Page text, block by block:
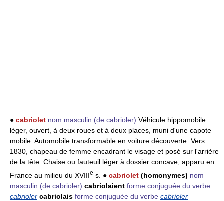
● cabriolet nom masculin (de cabrioler) Véhicule hippomobile
léger, ouvert, à deux roues et à deux places, muni d'une capote
mobile. Automobile transformable en voiture découverte. Vers
1830, chapeau de femme encadrant le visage et posé sur l'arrière
de la tête. Chaise ou fauteuil léger à dossier concave, apparu en
France au milieu du XVIIIe s. ● cabriolet (homonymes) nom
masculin (de cabrioler) cabriolaient forme conjuguée du verbe
cabrioler cabriolais forme conjuguée du verbe cabrioler